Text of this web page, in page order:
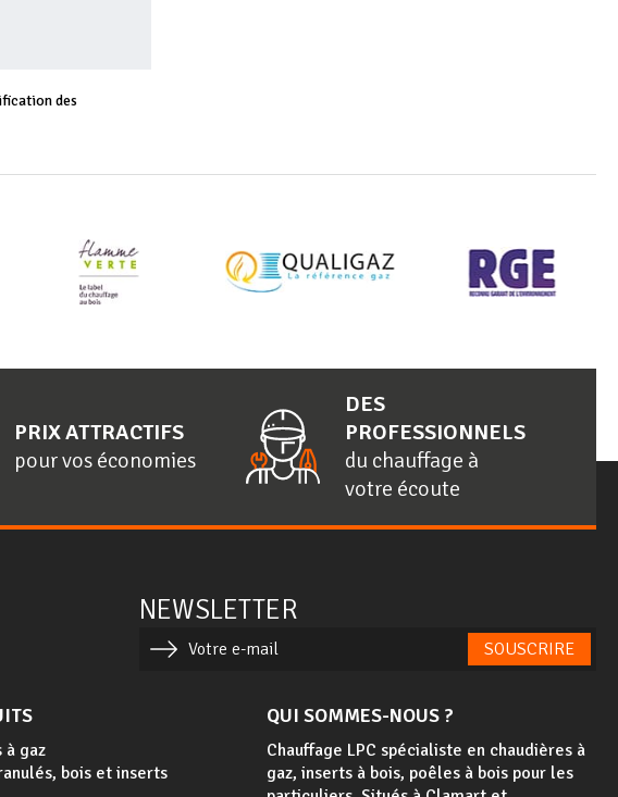
des
PRIX ATTRACTIFS
pour vos économies
DES
PROFESSIONNELS
du chauffage à
votre écoute
NEWSLETTER
SOUSCRIRE
à gaz
bois et inserts
QUI SOMMES-NOUS ?
Chauffage LPC spécialiste en chaudières à
gaz, inserts à bois, poêles à bois pour les